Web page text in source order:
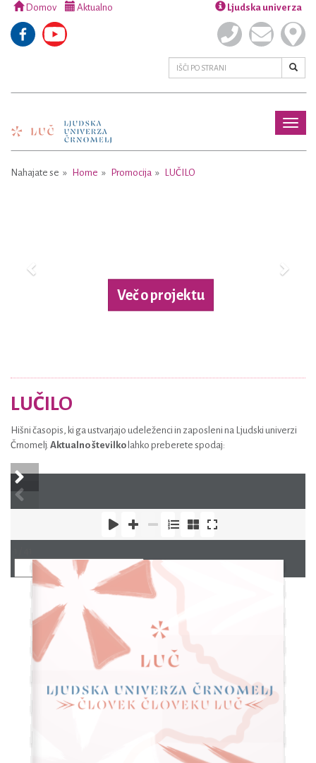
Domov Aktualno Ljudska univerza
Nahajate se Home Promocija LUČILO
Več o projektu
LUČILO
Hišni časopis, ki ga ustvarjajo udeleženci in zaposleni na Ljudski univerzi
Črnomelj. Aktualno številko lahko preberete spodaj: